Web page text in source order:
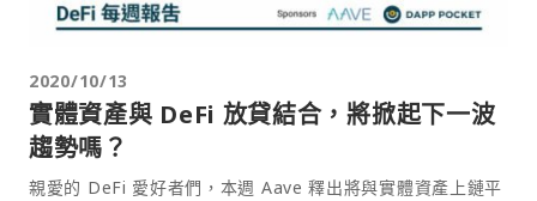
2020/10/13
實體資產與 DeFi 放貸結合，將掀起下一波
趨勢嗎？
親愛的 DeFi 愛好者們，本週 Aave 釋出將與實體資產上鏈平